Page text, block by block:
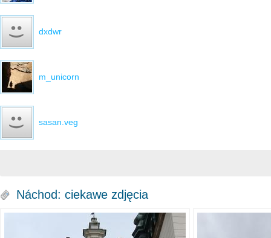
dxdwr
m_unicorn
sasan.veg
Náchod: ciekawe zdjęcia